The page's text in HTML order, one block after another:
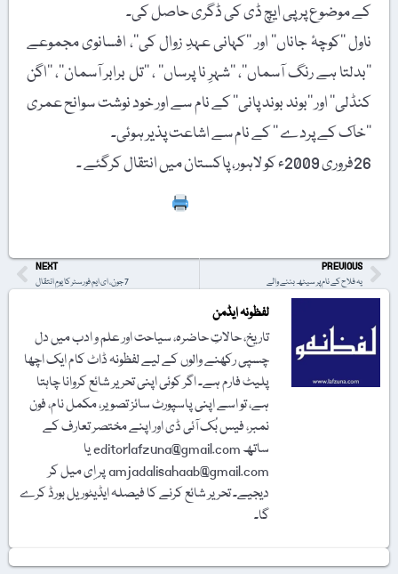
کے موضوع پر پی ایچ ڈی کی ڈگری حاصل کی۔
ناول ’’کوچۂ جاناں‘‘ اور ’’کہانی عہدِ زوال کی‘‘، افسانوی مجموعے
’’بدلتا ہے رنگ آسماں‘‘، ’’شہرِ نا پرساں‘‘ ، ’’تل برابر آسمان‘‘، ’’اگن
کنڈلی‘‘ اور ’’بوند بوند پانی‘‘ کے نام سے اور خود نوشت سوانح عمری
’’خاک کے پردے ‘‘ کے نام سے اشاعت پذیر ہوئی۔
26فروری 2009ء کو لاہور، پاکستان میں انتقال کرگئے ۔
PREVIOUS
یہ فلاح کے نام پر سیٹھ بننے والے
NEXT
7 جون، ای ایم فورسٹر کا یومِ انتقال
لفظونہ ایڈمن
تاریخ، حالاتِ حاضرہ، سیاحت اور علم و ادب میں دل
چسپی رکھنے والوں کے لیے لفظونہ ڈاٹ کام ایک اچھا
پلیٹ فارم ہے۔ اگر کوئی اپنی تحریر شائع کروانا چاہتا
ہے، تو اسے اپنی پاسپورٹ سائز تصویر، مکمل نام، فون
نمبر، فیس بُک آئی ڈی اور اپنے مختصر تعارف کے
ساتھ editorlafzuna@gmail.com یا
amjadalisahaab@gmail.com پر اِی میل کر
دیجیے۔ تحریر شائع کرنے کا فیصلہ ایڈیٹوریل بورڈ کرے
گا۔